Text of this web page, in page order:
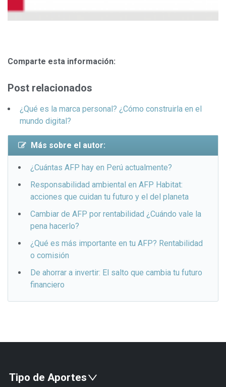
Comparte esta información:
Post relacionados
¿Qué es la marca personal? ¿Cómo construirla en el
mundo digital?
Más sobre el autor:
¿Cuántas AFP hay en Perú actualmente?
Responsabilidad ambiental en AFP Habitat:
acciones que cuidan tu futuro y el del planeta
Cambiar de AFP por rentabilidad ¿Cuándo vale la
pena hacerlo?
¿Qué es más importante en tu AFP? Rentabilidad
o comisión
De ahorrar a invertir: El salto que cambia tu futuro
financiero
Tipo de Aportes